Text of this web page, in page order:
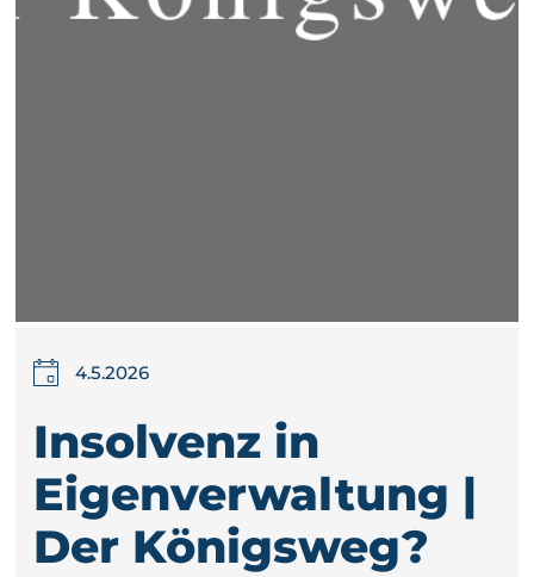
4.5.2026
Insolvenz in
Eigenverwaltung |
Der Königsweg?